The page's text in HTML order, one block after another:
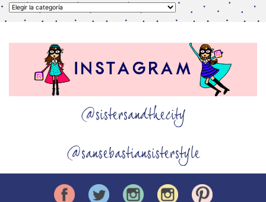
Categorías
@sistersandthecity
@sansebastiansisterstyle